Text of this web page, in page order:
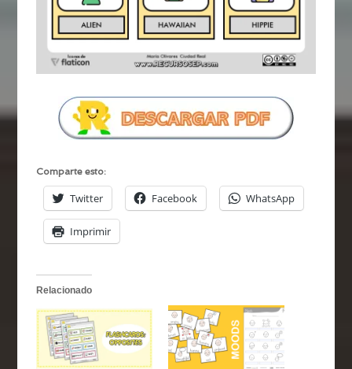
Comparte esto:
Twitter Facebook WhatsApp
Imprimir
Relacionado